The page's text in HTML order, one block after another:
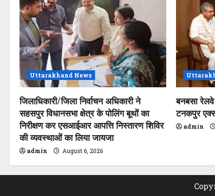
Uttarakhand News
जिलाधिकारी/जिला निर्वाचन अधिकारी ने
सहसपुर विधानसभा क्षेत्र के पोलिंग बूथों का
निरीक्षण कर एसआईआर आपत्ति निस्तारण शिविर
की व्यवस्थाओं का लिया जायजा
admin August 6, 2026
बनबसा
टनकपुर
admin